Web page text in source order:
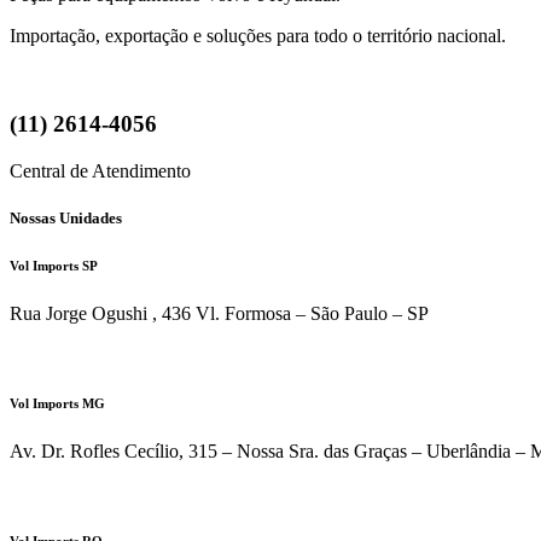
Importação, exportação e soluções para todo o território nacional.
(11) 2614-4056
Central de Atendimento
Nossas Unidades
Vol Imports SP
Rua Jorge Ogushi , 436 Vl. Formosa – São Paulo – SP
Vol Imports MG
Av. Dr. Rofles Cecílio, 315 – Nossa Sra. das Graças – Uberlândia –